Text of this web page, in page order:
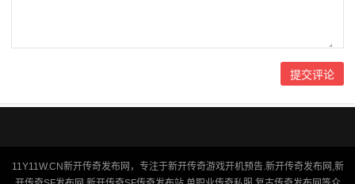
11Y11W.CN新开传奇发布网，专注于新开传奇游戏开机预告.新开传奇发布网,新